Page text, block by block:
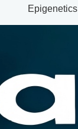
Epigenetics